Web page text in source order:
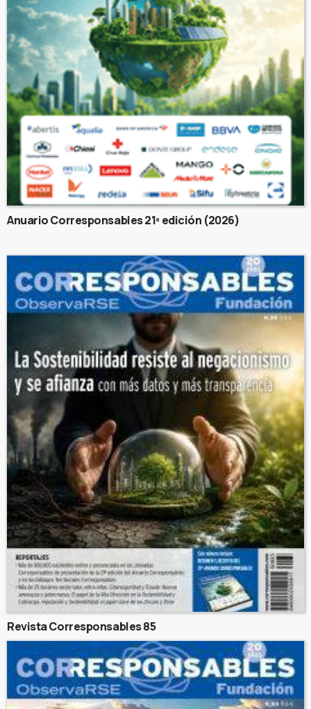
Anuario Corresponsables 21ª edición (2026)
Revista Corresponsables 85